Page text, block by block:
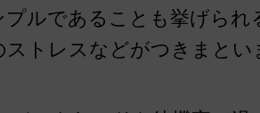
ルであることも挙げら
トレスなどがつきまとい